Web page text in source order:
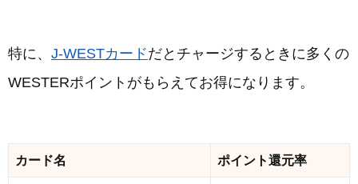
特に、 J-WESTカードだとチャージするときに多くの
WESTERポイントがもらえてお得になります。
カード名 ポイント還元率